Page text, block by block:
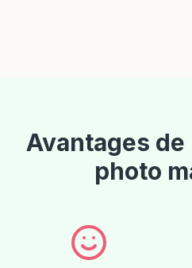
Avantages
photo